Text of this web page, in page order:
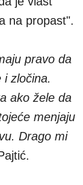
na propast".
pravo da
zločina.
ako žele da
menjaju
Drago mi